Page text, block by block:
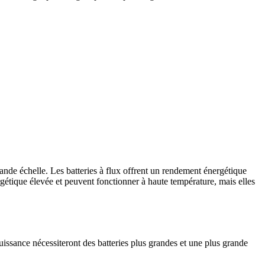
échelle. Les batteries à flux offrent un rendement énergétique
élevée et peuvent fonctionner à haute température, mais elles
nécessiteront des batteries plus grandes et une plus grande